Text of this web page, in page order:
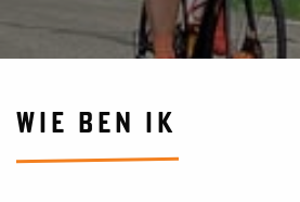
WIE BEN IK